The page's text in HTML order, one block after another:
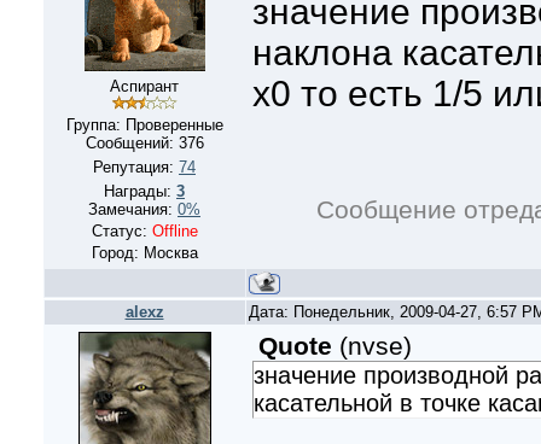
Аспирант
Группа: Проверенные
Сообщений: 376
Репутация: 74
Награды: 3
Замечания: 0%
Статус: Offline
Город: Москва
значение
наклона
x0 то есть 1/5
Сообщение
alexz Дата: Понедельник, 2009-04-27, 6:57
Quote (nvse)
значение производной
касательной в точке